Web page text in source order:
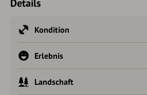
Details
Kondition
Erlebnis
Landschaft